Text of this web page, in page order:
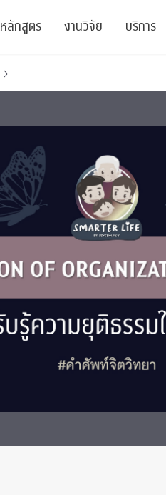
หลักสูตร
ปริญญาบัณฑิต
หลักสูตรปริญญาตรี
นิสิตปัจจุบัน
งานวิจัย
ผลงานตีพิมพ์
งานประชุมวิชา
งานประชุมวิชา
TICP 2023
SSBW
ทุนและรางวัล
บริการ
ศูน